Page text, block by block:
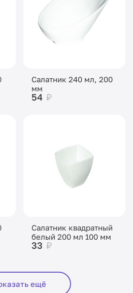
Салатник 240 мл, 200
мм
54 ₽
Салатник квадратный
белый 200 мл 100 мм
33 ₽
ещё